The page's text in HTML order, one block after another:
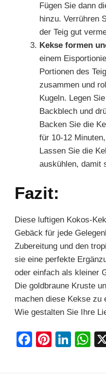
Fügen Sie dann
hinzu. Verrühren
der Teig gut
Kekse formen
einem
Portionen des
zusammen und
Kugeln. Legen
Backblech und
Backen Sie die
für 10-12
Lassen Sie die
auskühlen, damit
Fazit:
Diese luftigen Kokos-
Gebäck für jede
Zubereitung und den
sie eine perfekte
oder einfach als kleiner
Die goldbraune Kruste
machen diese Kekse zu
Wie gestalten Sie Ihre
F
Pi
Li
W